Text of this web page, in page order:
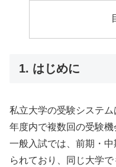
1. はじめに
私立大学の受験システ
年度内で複数回の受験機
一般入試では、前期・
られており、同じ大学